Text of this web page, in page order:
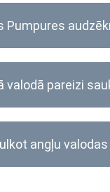
Pumpures
valodā pareizi
angļu valodas